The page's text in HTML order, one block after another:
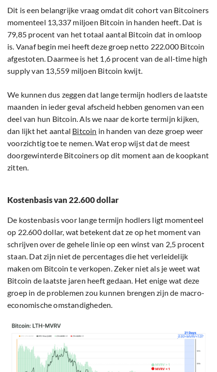
Dit is een belangrijke vraag omdat dit cohort van Bitcoiners
momenteel 13,337 miljoen Bitcoin in handen heeft. Dat is
79,85 procent van het totaal aantal Bitcoin dat in omloop
is. Vanaf begin mei heeft deze groep netto 222.000 Bitcoin
afgestoten. Daarmee is het 1,6 procent van de all-time high
supply van 13,559 miljoen Bitcoin kwijt.
We kunnen dus zeggen dat lange termijn hodlers de laatste
maanden in ieder geval afscheid hebben genomen van een
deel van hun Bitcoin. Als we naar de korte termijn kijken,
dan lijkt het aantal Bitcoin in handen van deze groep weer
voorzichtig toe te nemen. Wat erop wijst dat de meest
doorgewinterde Bitcoiners op dit moment aan de koopkant
zitten.
Kostenbasis van 22.600 dollar
De kostenbasis voor lange termijn hodlers ligt momenteel
op 22.600 dollar, wat betekent dat ze op het moment van
schrijven over de gehele linie op een winst van 2,5 procent
staan. Dat zijn niet de percentages die het verleidelijk
maken om Bitcoin te verkopen. Zeker niet als je weet wat
Bitcoin de laatste jaren heeft gedaan. Het enige wat deze
groep in de problemen zou kunnen brengen zijn de macro-
economische omstandigheden.